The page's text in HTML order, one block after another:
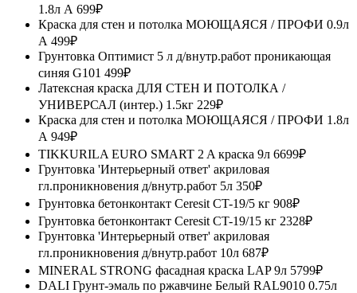
1.8л А 699₽
Краска для стен и потолка МОЮЩАЯСЯ / ПРОФИ 0.9л
А 499₽
Грунтовка Оптимист 5 л д/внутр.работ проникающая
синяя G101 499₽
Латексная краска ДЛЯ СТЕН И ПОТОЛКА /
УНИВЕРСАЛ (интер.) 1.5кг 229₽
Краска для стен и потолка МОЮЩАЯСЯ / ПРОФИ 1.8л
А 949₽
TIKKURILA EURO SMART 2 A краска 9л 6699₽
Грунтовка 'Интерьерный ответ' акриловая
гл.проникновения д/внутр.работ 5л 350₽
Грунтовка бетонконтакт Ceresit CT-19/5 кг 908₽
Грунтовка бетонконтакт Ceresit CT-19/15 кг 2328₽
Грунтовка 'Интерьерный ответ' акриловая
гл.проникновения д/внутр.работ 10л 687₽
MINERAL STRONG фасадная краска LAP 9л 5799₽
DALI Грунт-эмаль по ржавчине Белый RAL9010 0.75л